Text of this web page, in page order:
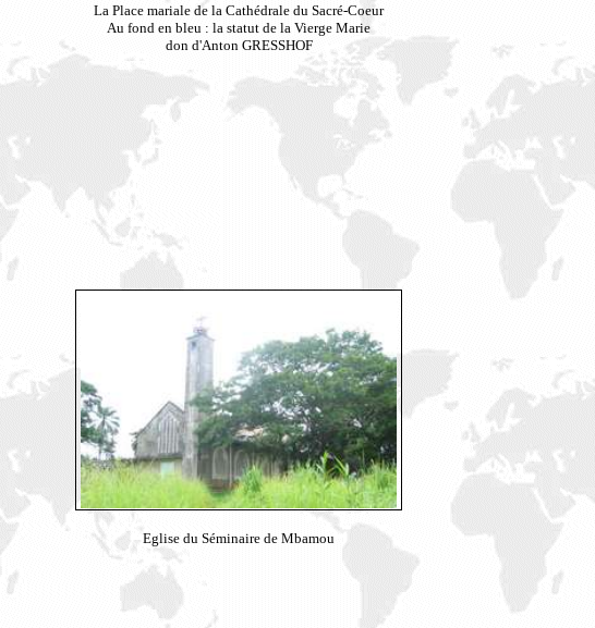
La Place mariale de la Cathédrale du Sacré-Coeur
Au fond en bleu : la statut de la Vierge Marie
don d'Anton GRESSHOF
Eglise du Séminaire de Mbamou